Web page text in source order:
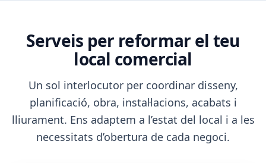
Serveis per reformar el teu
local comercial
Un sol interlocutor per coordinar disseny,
planificació, obra, instal·lacions, acabats i
lliurament. Ens adaptem a l’estat del local i a les
necessitats d’obertura de cada negoci.